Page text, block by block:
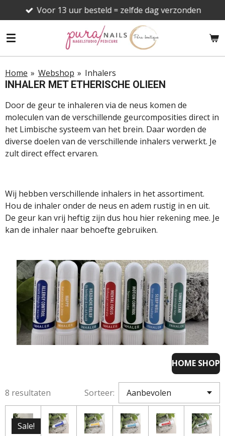
direct
naar
hoofdinhoud
Voor 13 uur besteld = zelfde dag verzonden
Home » Webshop » Inhalers
INHALER MET ETHERISCHE OLIEEN
Door de geur te inhaleren via de neus komen de
moleculen van de verschillende geurcomposities direct in
het Limbische systeem van het brein. Daar worden de
diverse doelen van de verschillende inhalers verwerkt. Je
zult direct effect ervaren.
Wij hebben verschillende inhalers in het assortiment.
Hou de inhaler onder de neus en adem rustig in en uit.
De geur kan vrij heftig zijn dus hou hier rekening mee. Je
kan de inhaler naar behoefte gebruiken.
HOME SHOP
8 resultaten Sorteer:
Sale!